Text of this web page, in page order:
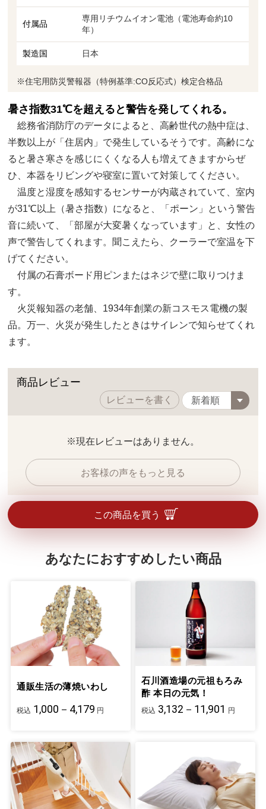
付属品
専用リチウムイオン電池（電池寿命約10
年）
製造国 日本
※住宅用防災警報器（特例基準:CO反応式）検定合格品
暑さ指数31℃を超えると警告を発してくれる。
総務省消防庁のデータによると、高齢世代の熱中症は、
半数以上が「住居内」で発生しているそうです。高齢にな
ると暑さ寒さを感じにくくなる人も増えてきますからぜ
ひ、本器をリビングや寝室に置いて対策してください。
温度と湿度を感知するセンサーが内蔵されていて、室内
が31℃以上（暑さ指数）になると、「ポーン」という警告
音に続いて、「部屋が大変暑くなっています」と、女性の
声で警告してくれます。聞こえたら、クーラーで室温を下
げてください。
付属の石膏ボード用ピンまたはネジで壁に取りつけま
す。
火災報知器の老舗、1934年創業の新コスモス電機の製
品。万一、火災が発生したときはサイレンで知らせてくれ
ます。
商品レビュー
レビューを書く
※現在レビューはありません。
お客様の声をもっと見る
この商品を買う
あなたにおすすめしたい商品
通販生活の薄焼いわし
税込 1,000－4,179 円
石川酒造場の元祖もろみ
酢 本日の元気！
税込 3,132－11,901 円